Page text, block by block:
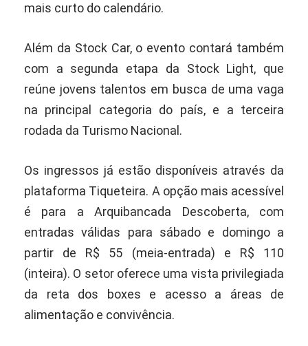
mais curto do calendário.
Além da Stock Car, o evento contará também
com a segunda etapa da Stock Light, que
reúne jovens talentos em busca de uma vaga
na principal categoria do país, e a terceira
rodada da Turismo Nacional.
Os ingressos já estão disponíveis através da
plataforma Tiqueteira. A opção mais acessível
é para a Arquibancada Descoberta, com
entradas válidas para sábado e domingo a
partir de R$ 55 (meia-entrada) e R$ 110
(inteira). O setor oferece uma vista privilegiada
da reta dos boxes e acesso a áreas de
alimentação e convivência.